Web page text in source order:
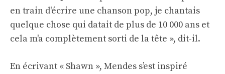
en train d'écrire une chanson pop, je chantais
quelque chose qui datait de plus de 10 000 ans et
cela m'a complètement sorti de la tête », dit-il.
En écrivant « Shawn », Mendes s’est inspiré